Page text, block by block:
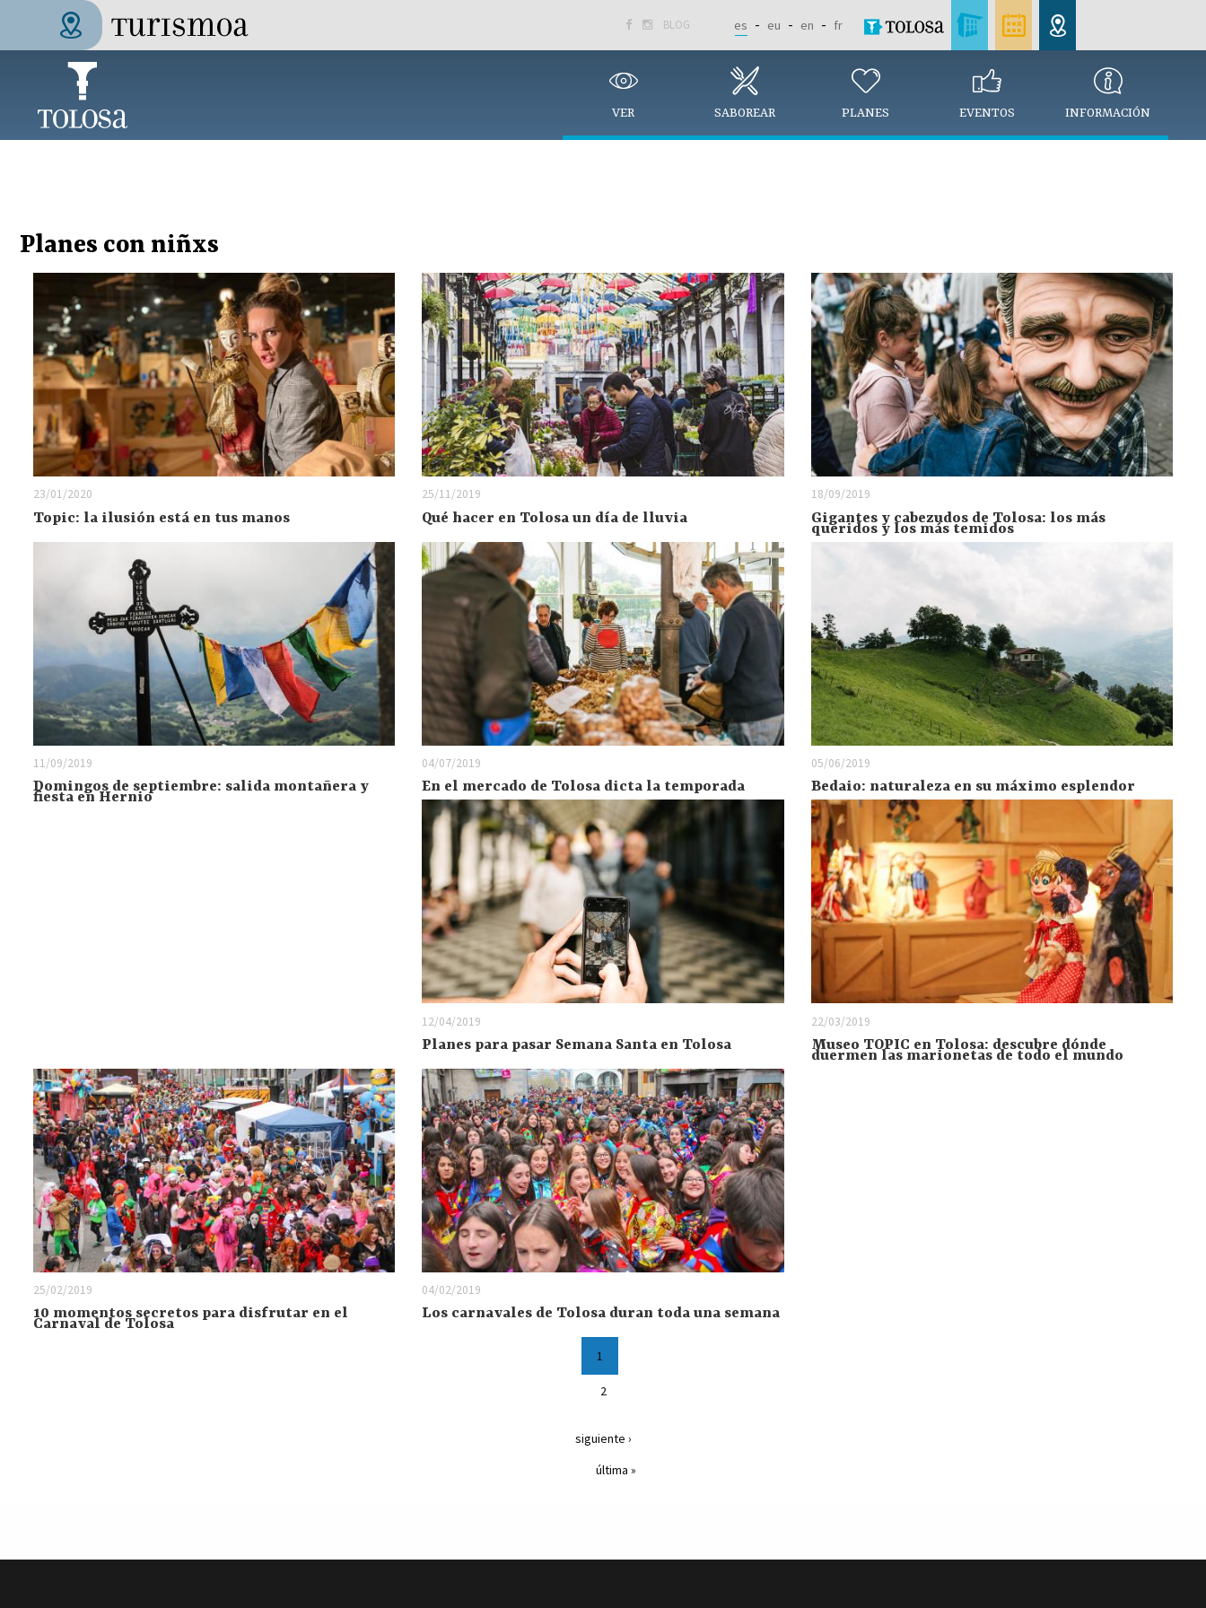
Pasar al contenido principal
Tolosa Turismoa
  BLOG es eu en fr
VER SABOREAR PLANES EVENTOS INFORMACIÓN
Planes con niñxs
23/01/2020
Topic: la ilusión está en tus manos
25/11/2019
Qué hacer en Tolosa un día de lluvia
18/09/2019
Gigantes y cabezudos de Tolosa: los más
queridos y los más temidos
11/09/2019
Domingos de septiembre: salida montañera y
fiesta en Hernio
04/07/2019
En el mercado de Tolosa dicta la temporada
05/06/2019
Bedaio: naturaleza en su máximo esplendor
12/04/2019
Planes para pasar Semana Santa en Tolosa
22/03/2019
Museo TOPIC en Tolosa: descubre dónde
duermen las marionetas de todo el mundo
25/02/2019
10 momentos secretos para disfrutar en el
Carnaval de Tolosa
04/02/2019
Los carnavales de Tolosa duran toda una semana
Páginas
1
2
siguiente ›
última »